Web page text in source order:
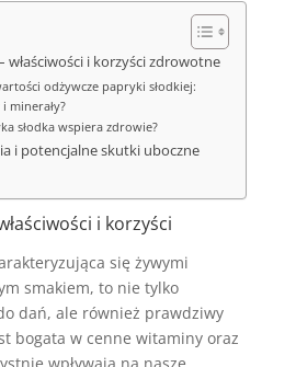
właściwości i korzyści zdrowotne
odżywcze papryki słodkiej:
minerały?
słodka wspiera zdrowie?
i potencjalne skutki uboczne
i korzyści
się żywymi
smakiem, to nie tylko
dań, ale również prawdziwy
bogata w cenne witaminy oraz